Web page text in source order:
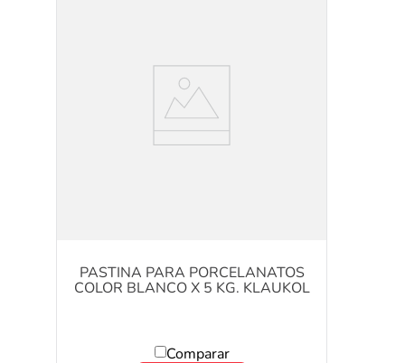
PASTINA PARA PORCELANATOS
COLOR BLANCO X 5 KG. KLAUKOL
Comparar